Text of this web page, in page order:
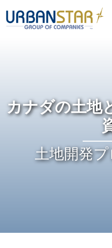
カナダの土地
土地開発